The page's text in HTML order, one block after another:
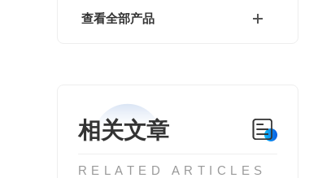
查看全部产品
相关文章
RELATED ARTICLES